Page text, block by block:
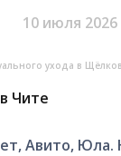
10 июля 2026
ухода в
Чите
Авито, Юла.